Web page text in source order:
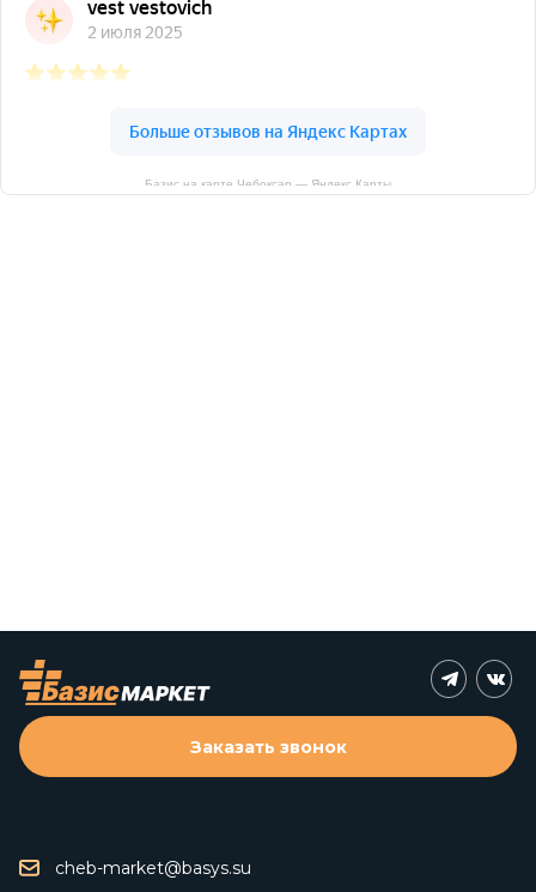
Базис на карте Чебоксар — Яндекс Карты
cheb-market@basys.su
Заказать звонок